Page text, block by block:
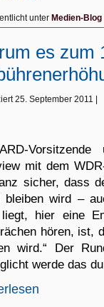
unter Medien-Blog
es zum
25. September 2011
mit dem
sicher, dass
bleiben wird –
hier eine
hören, ist,
wird.“ Der
werde das